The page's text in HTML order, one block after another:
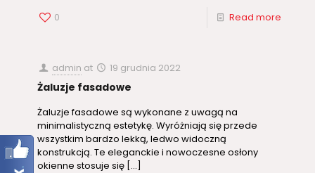
0 Read more
admin at 19 grudnia 2022
Żaluzje fasadowe
Żaluzje fasadowe są wykonane z uwagą na
minimalistyczną estetykę. Wyróżniają się przede
wszystkim bardzo lekką, ledwo widoczną
konstrukcją. Te eleganckie i nowoczesne osłony
okienne stosuje się […]